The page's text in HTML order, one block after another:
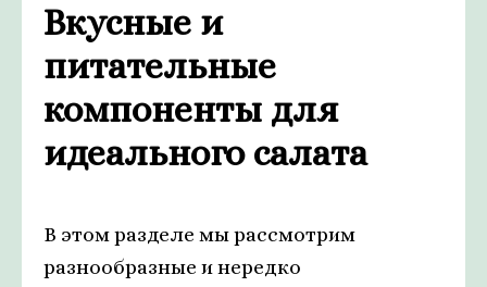
Вкусные и
питательные
компоненты для
идеального салата
В этом разделе мы рассмотрим
разнообразные и нередко